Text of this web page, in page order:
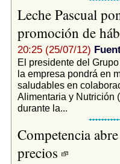
Leche Pascual
promoción de
20:25 (25/07/12)
El presidente del
la empresa pondrá en
saludables en
Alimentaria y Nutrición
durante la...
Competencia
precios